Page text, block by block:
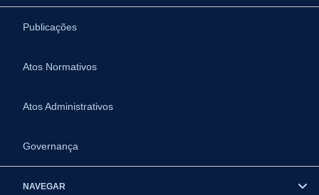
Publicações
Atos Normativos
Atos Administrativos
Governança
NAVEGAR